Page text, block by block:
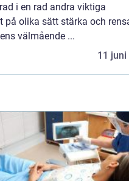
i en rad andra viktiga
på olika sätt stärka och
välmående ...
11 juni